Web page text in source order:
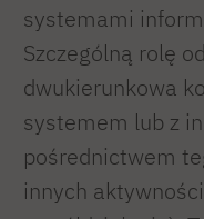
systemami
Szczególną rolę
dwukierunkowa
systemem lub z
pośrednictwem
innych